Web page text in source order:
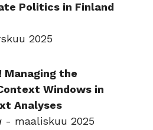
Politics in Finland
2025
the
Windows in
Analyses
- maaliskuu 2025